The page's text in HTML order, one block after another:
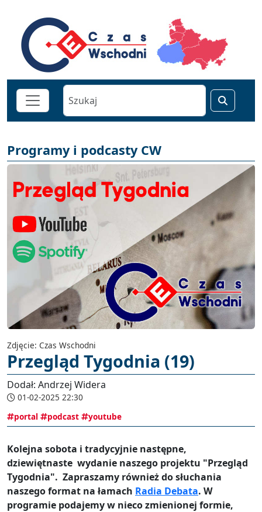
Programy i podcasty CW
Zdjęcie: Czas Wschodni
Przegląd Tygodnia (19)
Dodał: Andrzej Widera
01-02-2025 22:30
portal
podcast youtube
Kolejna sobota i tradycyjnie następne,
dziewiętnaste wydanie naszego projektu "Przegląd
Tygodnia". Zapraszamy również do słuchania
naszego format na łamach Radia Debata. W
programie podajemy w nieco zmienionej formie,